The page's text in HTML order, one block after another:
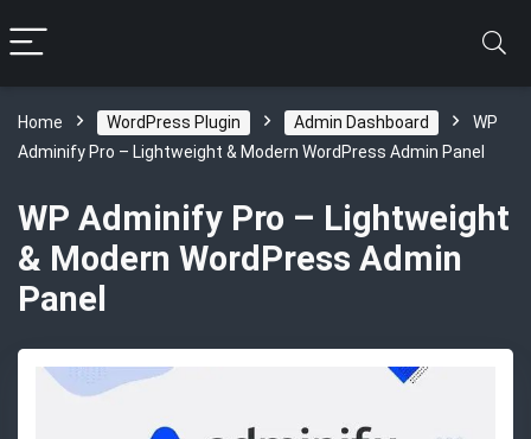
Home WordPress Plugin Admin Dashboard
WP
Adminify Pro – Lightweight & Modern WordPress Admin Panel
WP Adminify Pro – Lightweight
& Modern WordPress Admin
Panel